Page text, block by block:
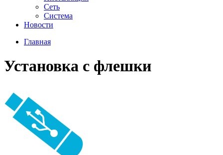
Сеть
Система
Новости
Главная
Установка с флешки